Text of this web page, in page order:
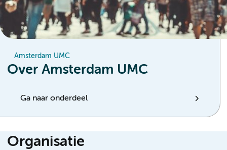
Amsterdam UMC
Over Amsterdam UMC
Ga naar onderdeel
Organisatie